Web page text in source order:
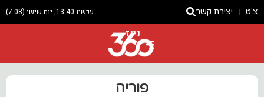
צ'ט יצירת קשר עכשיו 13:40, יום שישי (7.08)
ניוז
פוריה